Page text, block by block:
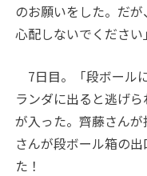
のお願いをした。だ
心配しないでください
7日目。「段ボール
ランダに出ると逃げ
が入った。齊藤さん
さんが段ボール箱の
た！